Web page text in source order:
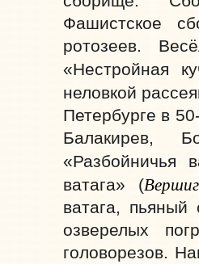
Фашистское
ротозеев.
«Нестройная
неловкой
Петербурге в
Балакирев,
«Разбойничья
ватага» (
ватага,
озверелых
головорезов.